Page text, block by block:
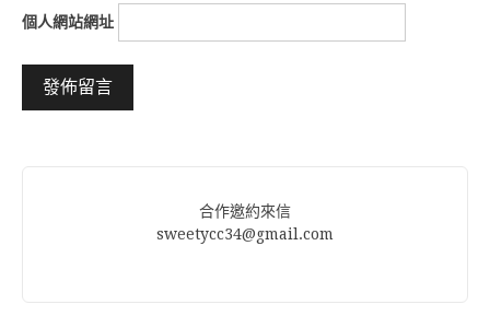
個人網站網址
合作邀約來信
sweetycc34@gmail.com